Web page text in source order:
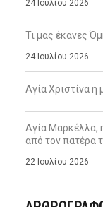
24 Ιουλίου 2026
Τι μας έκανες
24 Ιουλίου 2026
Αγία Χριστίνα η
Αγία Μαρκέλλα,
από τον πατέρα
22 Ιουλίου 2026